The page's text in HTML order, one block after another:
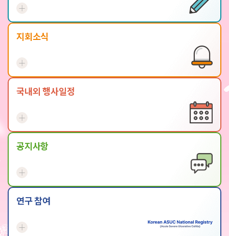
지회소식
국내외 행사일정
공지사항
연구 참여